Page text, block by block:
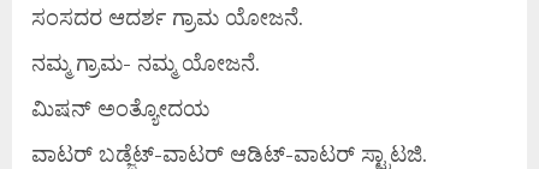
ಸಂಸದರ ಆದರ್ಶ ಗ್ರಾಮ ಯೋಜನೆ.
ನಮ್ಮ ಗ್ರಾಮ- ನಮ್ಮ ಯೋಜನೆ.
ಮಿಷನ್ ಅಂತ್ಯೋದಯ
ವಾಟರ್ ಬಡ್ಜೆಟ್-ವಾಟರ್ ಆಡಿಟ್-ವಾಟರ್ ಸ್ಟ್ರಾಟಜಿ.